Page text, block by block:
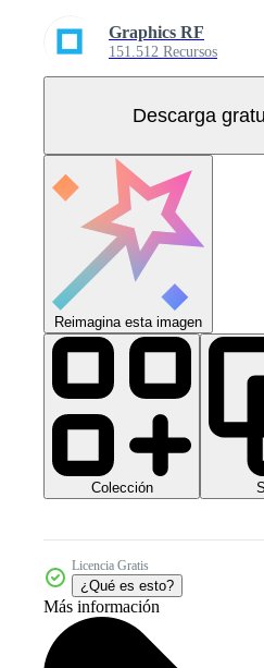
Graphics RF
151.512 Recursos
Descarga
Reimagina esta imagen
Colección
Licencia Gratis
¿Qué es esto?
Más información